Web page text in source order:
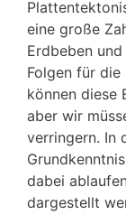
eine große
Erdbeben
Folgen für die
können diese
aber wir
verringern. In
dabei
dargestellt